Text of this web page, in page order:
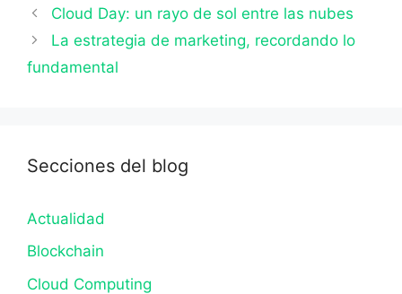
Cloud Day: un rayo de sol entre las nubes
La estrategia de marketing, recordando lo
fundamental
Secciones del blog
Actualidad
Blockchain
Cloud Computing